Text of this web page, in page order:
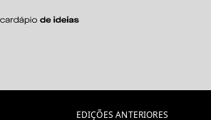
EDIÇÕES ANTERIORES